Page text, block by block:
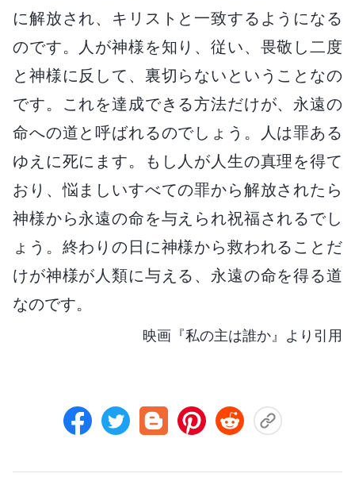
に解放され、キリストと一致するようになる
のです。人が神様を知り、従い、畏敬し二度
と神様に反して、裏切らないということなの
です。これを達成できる方法だけが、永遠の
命への道と呼ばれるのでしょう。人は罪ある
ゆえに死にます。もし人が人生の真理を得て
おり、悩ましいすべての罪から解放されたら
神様から永遠の命を与えられ祝福されるでし
ょう。終わりの日に神様から救われることだ
けが神様が人類に与える、永遠の命を得る道
なのです。
映画『私の主は誰か』より引用